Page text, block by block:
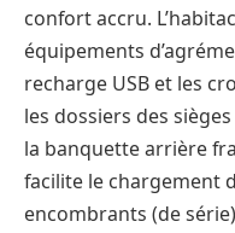
confort accru.
équipements
recharge USB et les
les dossiers des
la banquette arrière
facilite le chargement
encombrants (de